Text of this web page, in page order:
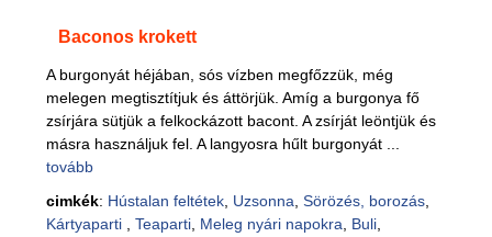
Baconos krokett
A burgonyát héjában, sós vízben megfőzzük, még
melegen megtisztítjuk és áttörjük. Amíg a burgonya fő
zsírjára sütjük a felkockázott bacont. A zsírját leöntjük és
másra használjuk fel. A langyosra hűlt burgonyát ...
tovább
cimkék: Hústalan feltétek, Uzsonna Sörözés, borozás,
Kártyaparti
Teaparti, Meleg nyári napokra Buli,